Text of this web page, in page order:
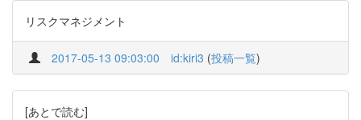
リスクマネジメント
2017-05-13 09:03:00 id:kiri3 (投稿一覧)
[あとで読む]